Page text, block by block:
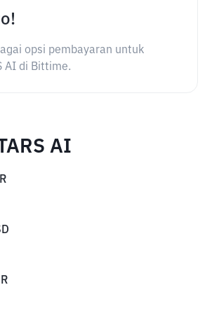
opsi pembayaran untuk
AI di Bittime.
AI